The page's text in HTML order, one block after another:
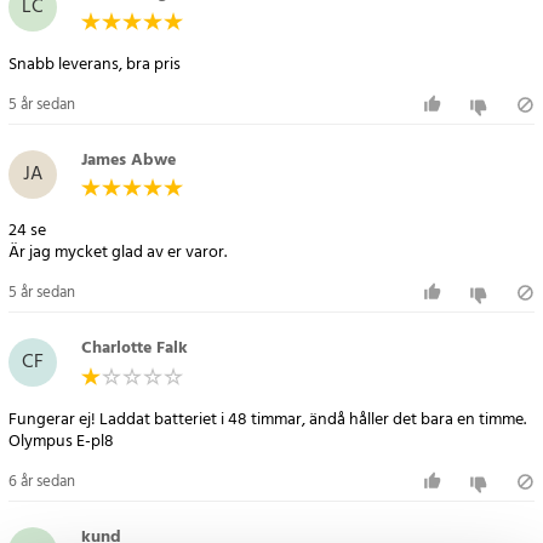
Olympus E-400
Olympus E-420
Olympus E-450
Olympus E-620
Olympus OM-D E-M10
Olympus OM-D E-M10 Mark III
Olympus Pen E-P1
Olympus Pen E-P2
Olympus Pen E-PL1
Olympus Pen E-PL2
Olympus Pen E-PL3
Olympus Pen E-PL5
Olympus Pen E-PL7
LC
Snabb leverans, bra pris
5 år sedan
JA James Abwe
24 se
Är jag mycket glad av er varor.
5 år sedan
CF Charlotte Falk
Fungerar ej! Laddat batteriet i 48 timmar, ändå håller det bara en timme.
Olympus E-pl8
6 år sedan